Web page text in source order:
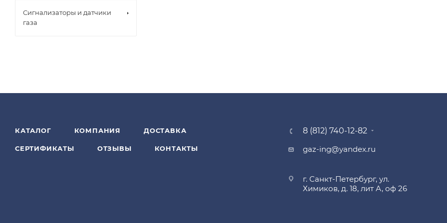
Сигнализаторы и датчики
газа
КАТАЛОГ КОМПАНИЯ ДОСТАВКА
СЕРТИФИКАТЫ ОТЗЫВЫ КОНТАКТЫ
8 (812) 740-12-82
gaz-ing@yandex.ru
г. Санкт-Петербург, ул.
Химиков, д. 18, лит А, оф 26